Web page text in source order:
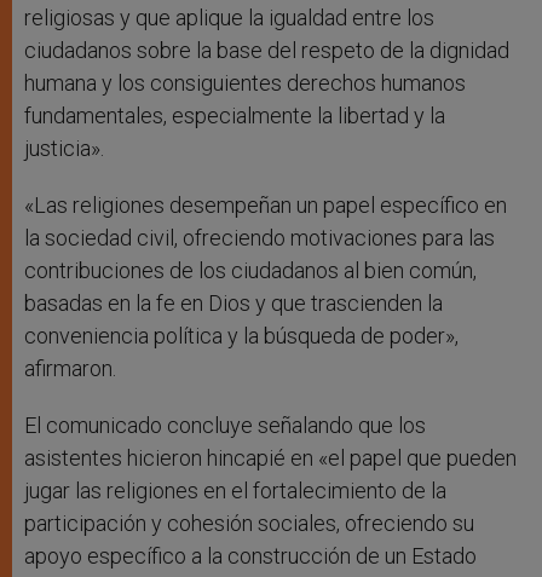
religiosas y que aplique la igualdad entre los
ciudadanos sobre la base del respeto de la dignidad
humana y los consiguientes derechos humanos
fundamentales, especialmente la libertad y la
justicia».
«Las religiones desempeñan un papel específico en
la sociedad civil, ofreciendo motivaciones para las
contribuciones de los ciudadanos al bien común,
basadas en la fe en Dios y que trascienden la
conveniencia política y la búsqueda de poder»,
afirmaron.
El comunicado concluye señalando que los
asistentes hicieron hincapié en «el papel que pueden
jugar las religiones en el fortalecimiento de la
participación y cohesión sociales, ofreciendo su
apoyo específico a la construcción de un Estado